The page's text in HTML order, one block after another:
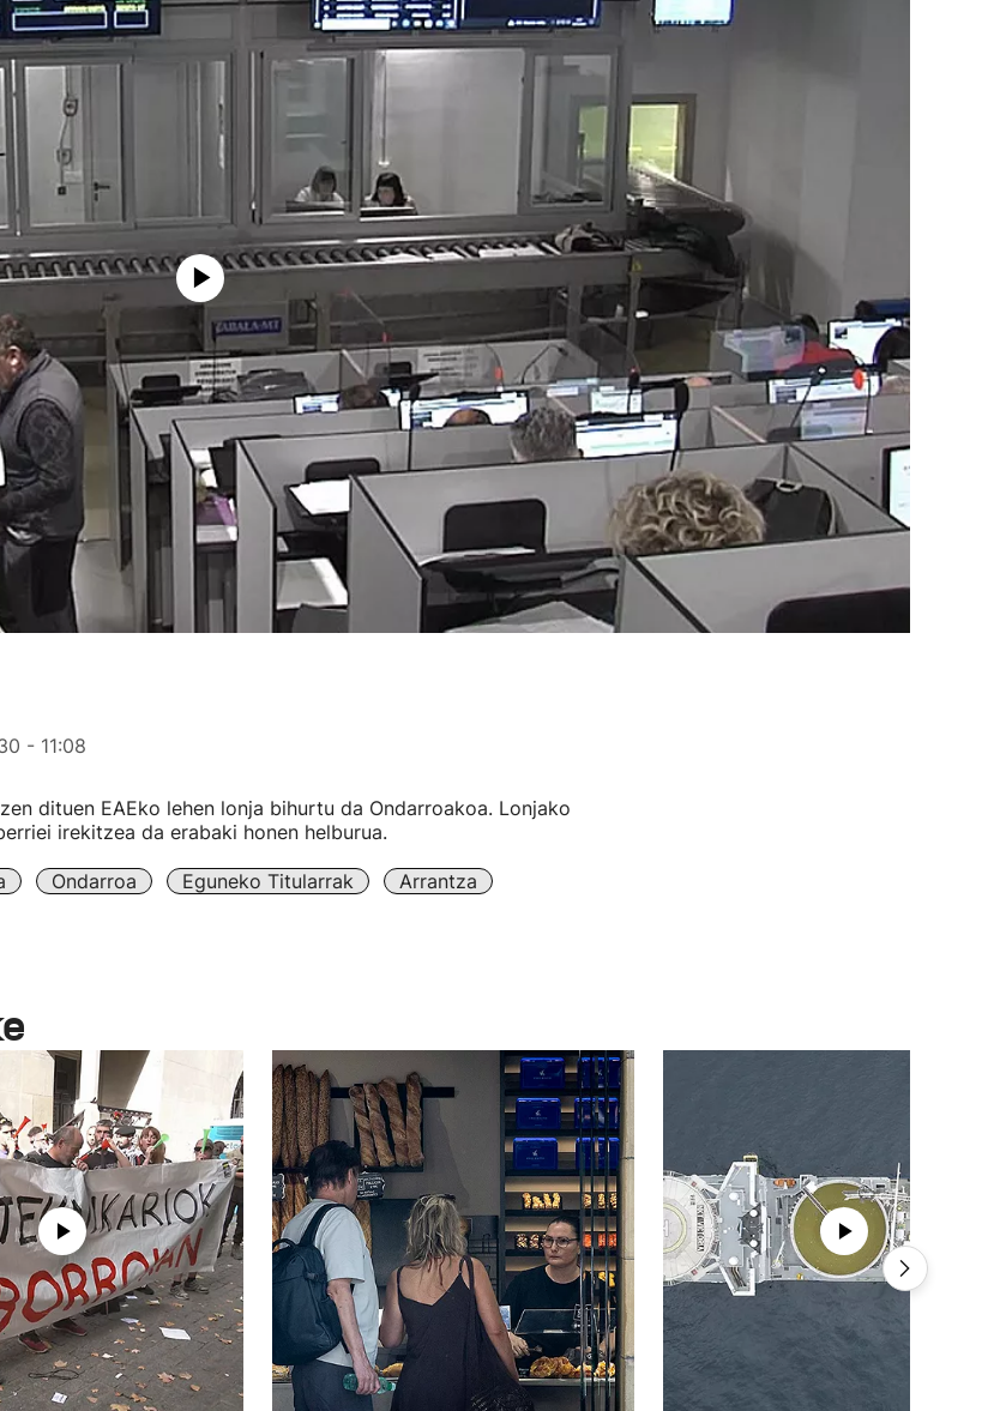
- 11:08
dituen EAEko lehen lonja bihurtu da Ondarroakoa. Lonjako
irekitzea da erabaki honen helburua.
Ondarroa Eguneko Titularrak
Arrantza